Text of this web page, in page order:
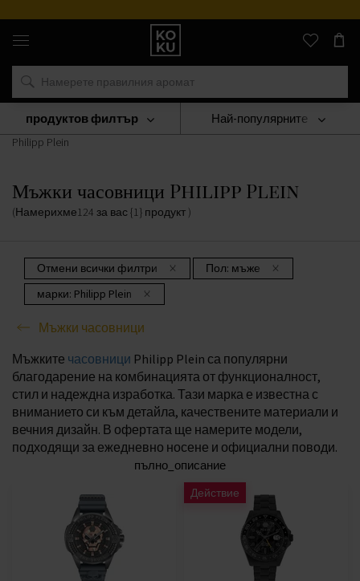
Оригинални
парфюми
часовници
на
място
ЧАСОВНИЦИ
Мъжки Часовници
Мъжки Часовници
Philipp Plein
Мъжки часовници Philipp Plein
(Намерихме124 за вас{1} продукт )
Най-популярните
Отмени всички филтри Пол: мъже
марки: Philipp Plein
Мъжки часовници
продуктов филтър
Мъжките часовници Philipp Plein са популярни
благодарение на комбинацията от функционалност,
стил и надеждна изработка. Тази марка е известна с
вниманието си към детайла, качествените материали и
вечния дизайн. В офертата ще намерите модели,
подходящи за ежедневно носене и официални поводи.
пълно_описание
Действие